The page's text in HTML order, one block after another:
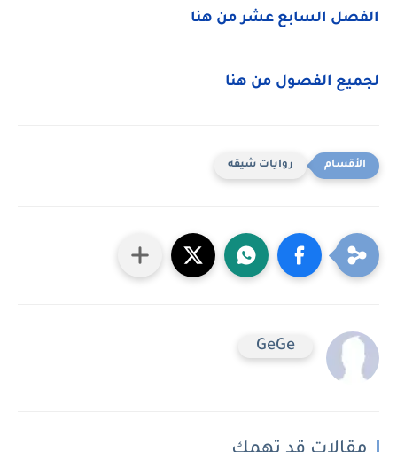
الفصل السابع عشر من هنا
لجميع الفصول من هنا
روايات شيقه
GeGe